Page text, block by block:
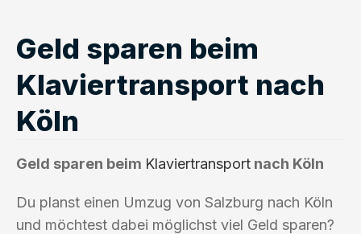
Geld sparen beim
Klaviertransport nach
Köln
Geld sparen beim Klaviertransport nach Köln
Du planst einen Umzug von Salzburg nach Köln
und möchtest dabei möglichst viel Geld sparen?